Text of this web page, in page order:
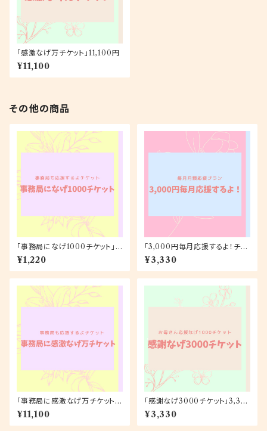
「感激なげ万チケット」11,100円
¥11,100
その他の商品
「事務局になげ1000チケット」1,
220円
¥1,220
「3,000円毎月応援するよ！チケ
ット（ポストカード）」月額3,330
円
¥3,330
「事務局に感激なげ万チケット」
11,100円
¥11,100
「感謝なげ3000チケット」3,33
0円
¥3,330